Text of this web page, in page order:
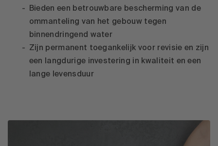
Bieden een betrouwbare bescherming van de
ommanteling van het gebouw tegen
binnendringend water
Zijn permanent toegankelijk voor revisie en zijn
een langdurige investering in kwaliteit en een
lange levensduur